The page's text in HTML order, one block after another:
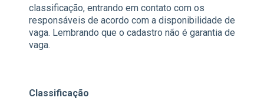
classificação, entrando em contato com os
responsáveis de acordo com a disponibilidade de
vaga. Lembrando que o cadastro não é garantia de
vaga.
Classificação